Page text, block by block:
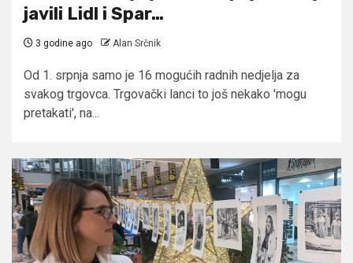
javili Lidl i Spar…
3 godine ago Alan Srčnik
Od 1. srpnja samo je 16 mogućih radnih nedjelja za
svakog trgovca. Trgovački lanci to još nekako 'mogu
pretakati', na...